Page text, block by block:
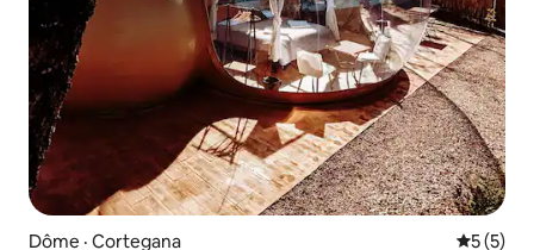
Dôme · Cortegana Note
5 (5)